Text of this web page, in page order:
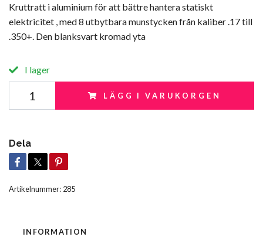
Kruttratt i aluminium för att bättre hantera statiskt
elektricitet , med 8 utbytbara munstycken från kaliber .17 till
.350+. Den blanksvart kromad yta
I lager
LÄGG I VARUKORGEN
Dela
Artikelnummer: 285
INFORMATION